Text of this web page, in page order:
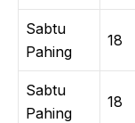
Sabtu
Pahing
18
Sabtu
Pahing
18